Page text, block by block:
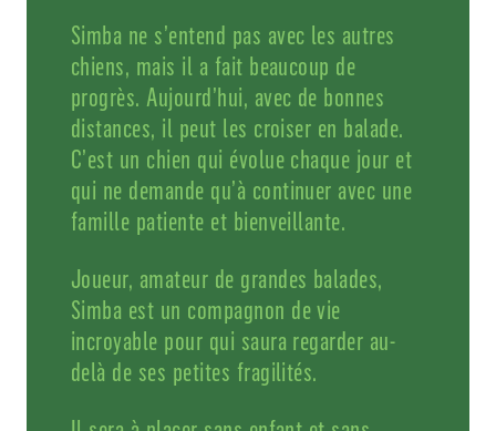
Simba ne s’entend pas avec les autres
chiens, mais il a fait beaucoup de
progrès. Aujourd’hui, avec de bonnes
distances, il peut les croiser en balade.
C’est un chien qui évolue chaque jour et
qui ne demande qu’à continuer avec une
famille patiente et bienveillante.
Joueur, amateur de grandes balades,
Simba est un compagnon de vie
incroyable pour qui saura regarder au-
delà de ses petites fragilités.